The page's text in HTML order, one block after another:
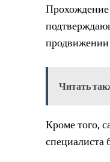
продвижении
Читать
Кроме того,
специалиста